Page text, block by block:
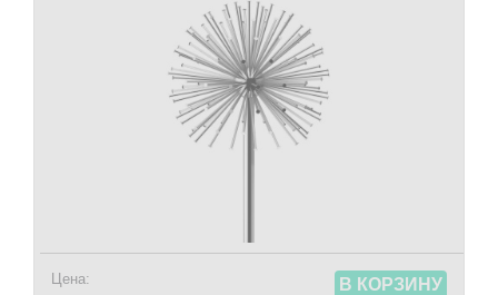
Цена: В КОРЗИНУ